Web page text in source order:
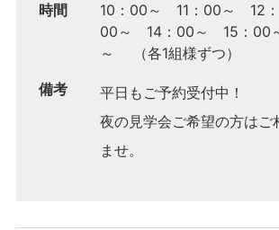
時間
10：00～ 11：00～ 12
00～ 14：00～ 15：00
～ （各1組様ずつ）
備考
平日もご予約受付中！
夜の見学会ご希望の方はご
ませ。